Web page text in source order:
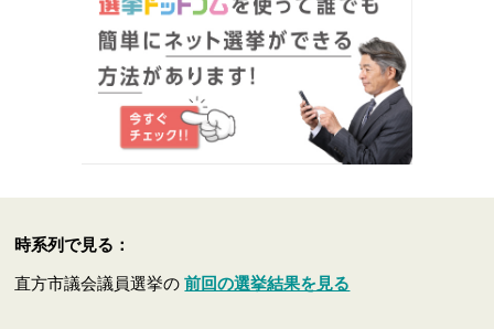
時系列で見る：
直方市議会議員選挙の前回の選挙結果を見る